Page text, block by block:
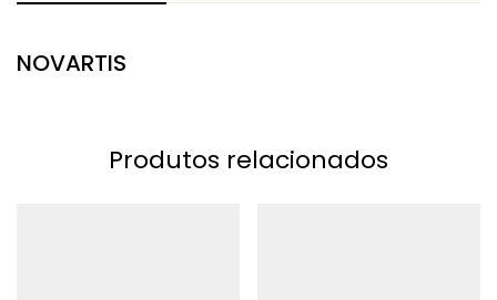
NOVARTIS
Produtos relacionados